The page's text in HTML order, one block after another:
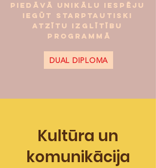
piedāvā unikālu iespēju
iegūt starptautiski
atzītu izglītību
programmā
DUAL DIPLOMA
Kultūra un
komunikācija